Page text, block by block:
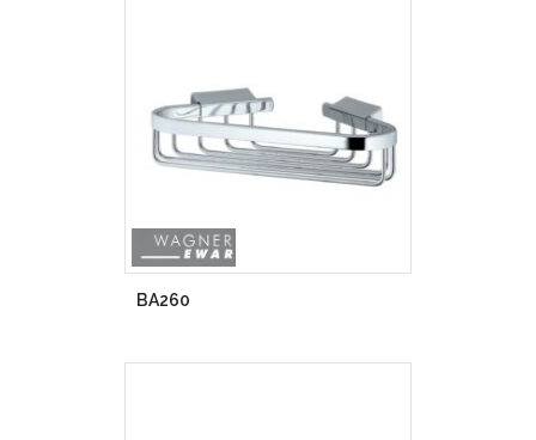
BA260